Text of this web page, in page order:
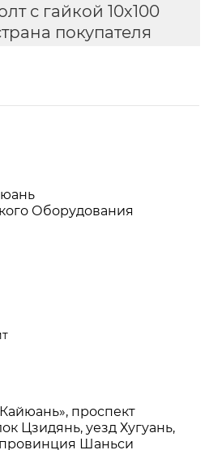
с гайкой 10х100
покупателя
Оборудования
проспект
Цзидянь, уезд Хугуань,
Шаньси